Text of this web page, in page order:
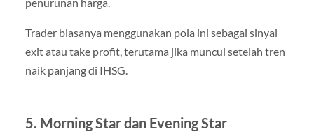
Trader biasanya menggunakan pola ini sebagai sinyal
exit atau take profit, terutama jika muncul setelah tren
naik panjang di IHSG.
5. Morning Star dan Evening Star